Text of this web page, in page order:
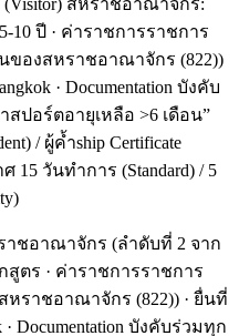
(Visitor) สหราชอาณาจักร:
10 ปี · ค่าราชการราชการ
ของสหราชอาณาจักร (822))
· Documentation บังคับ
ปอร์ตอายุเหลือ >6 เดือน”
/ ผู้ค้ำship Certificate
15 วันทำการ (Standard) / 5
ราชอาณาจักร (ลำดับที่ 2 จาก
ตร · ค่าราชการราชการ
หราชอาณาจักร (822)) · ยื่นที่
· Documentation บังคับร่วมทุก